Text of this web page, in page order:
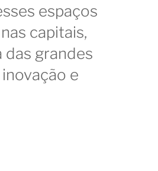
espaços
capitais,
grandes
e